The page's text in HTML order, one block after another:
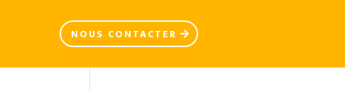
NOUS CONTACTER